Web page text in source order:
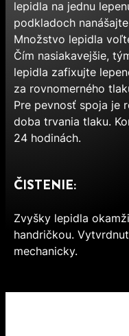
lepidla na jednu
podkladoch
Množstvo lepidla
Čím nasiakavejšie,
lepidla zafixujte
za rovnomerného
Pre pevnosť spoja je
doba trvania tlaku.
24 hodinách.
ČISTENIE:
Zvyšky lepidla
handričkou.
mechanicky.